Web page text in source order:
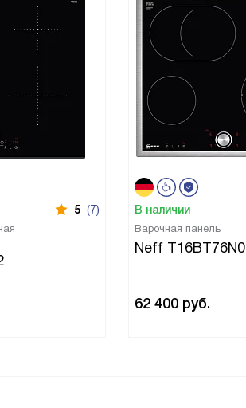
5 (7) В наличии
Варочная панель
Neff T16BT76N0
62 400 руб.